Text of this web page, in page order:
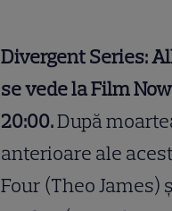
Divergent Series:
se vede la Film
20:00.După
anterioare ale
Four (Theo